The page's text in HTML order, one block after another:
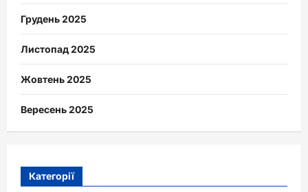
Грудень 2025
Листопад 2025
Жовтень 2025
Вересень 2025
Категорії